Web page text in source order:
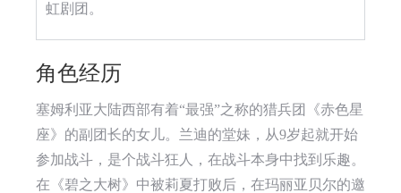
虹剧团。
角色经历
塞姆利亚大陆西部有着“最强”之称的猎兵团《赤色星
座》的副团长的女儿。兰迪的堂妹，从9岁起就开始
参加战斗，是个战斗狂人，在战斗本身中找到乐趣。
在《碧之大树》中被莉夏打败后，在玛丽亚贝尔的邀